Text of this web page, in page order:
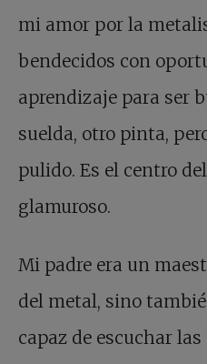
mi amor por la
bendecidos con
aprendizaje para ser
suelda, otro pinta,
pulido. Es el centro
glamuroso.
Mi padre era un
del metal, sino
capaz de escuchar